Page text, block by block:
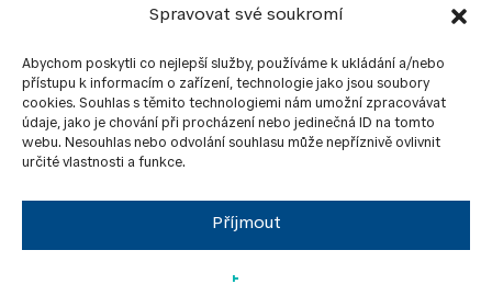
Spravovat své soukromí
Abychom poskytli co nejlepší služby, používáme k ukládání a/nebo
přístupu k informacím o zařízení, technologie jako jsou soubory
cookies. Souhlas s těmito technologiemi nám umožní zpracovávat
údaje, jako je chování při procházení nebo jedinečná ID na tomto
webu. Nesouhlas nebo odvolání souhlasu může nepříznivě ovlivnit
určité vlastnosti a funkce.
Příjmout
snižují energetické náklady. Kogenerační
oblastech, kde pomáhají snižovat emise
skleníkových plynů. Díky flexibilitě svého
provozu jsou navíc kogenerační jednotky klíčové
pro moderní energetiku, jelikož se dobře
doplňují s OZE.
Kogenerace technologie